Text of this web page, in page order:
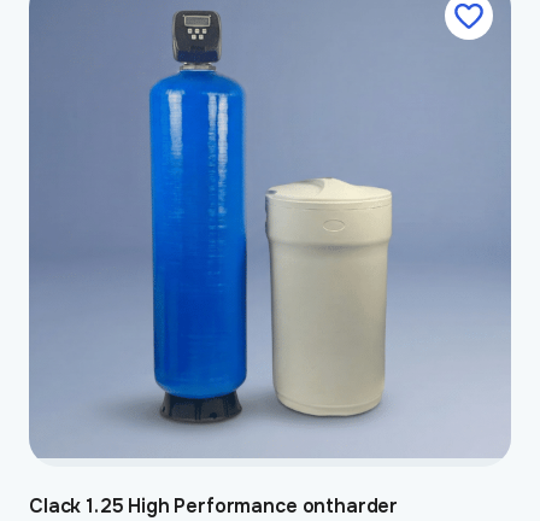
Clack 1.25 High Performance ontharder